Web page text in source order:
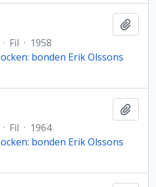
· Fil · 1958
bonden Erik Olssons
· Fil · 1964
bonden Erik Olssons